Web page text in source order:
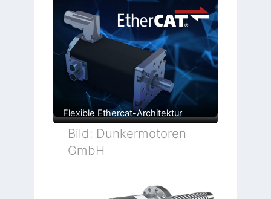
Flexible Ethercat-Architektur
Bild: Dunkermotoren
GmbH